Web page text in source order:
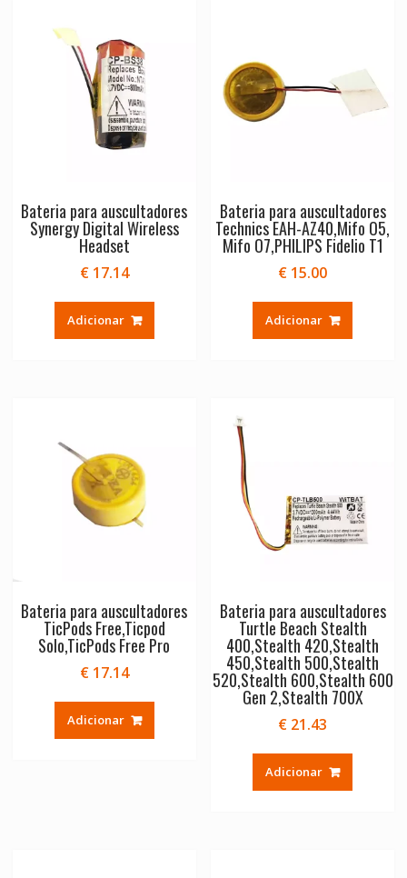
Bateria para auscultadores
Synergy Digital Wireless
Headset
€17.14
Adicionar
Bateria para auscultadores
Technics EAH-AZ40,Mifo O5,
Mifo O7,PHILIPS Fidelio T1
€ 15.00
Adicionar
Bateria para auscultadores
TicPods Free,Ticpod
Solo,TicPods Free Pro
€17.14
Adicionar
Bateria para auscultadores
Turtle Beach Stealth
400,Stealth 420,Stealth
450,Stealth 500,Stealth
520,Stealth 600,Stealth 600
Gen 2,Stealth 700X
€ 21.43
Adicionar